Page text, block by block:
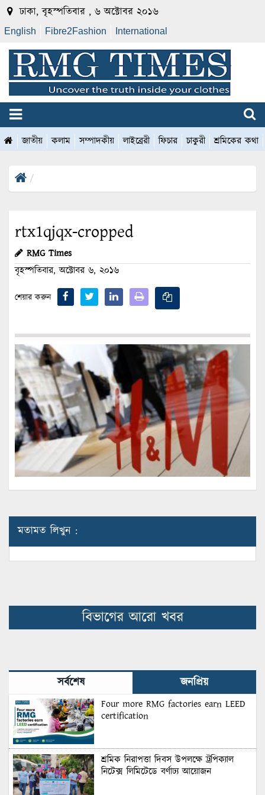
ঢাকা, বৃহস্পতিবার , ৬ অক্টোবর ২০১৬
English Fibre2Fashion International
জাতীয় কলাম সম্পাদকীয় লাইব্রেরী ফিচার চাকুরী শ্রমিকের কথা
rtx1qjqx-cropped
RMG Times
বৃহস্পতিবার, অক্টোবর ৬, ২০১৬
শেয়ার করুন
মতামত লিখুন :
বিভাগের আরো খবর
সর্বশেষ জনপ্রিয়
Four more RMG factories earn LEED
certification
শ্রমিক নিরাপত্তা দিবস উপলক্ষে ট্রপিক্যাল
নিটেক্স লিমিটেডে বর্ণাঢ্য আয়োজন